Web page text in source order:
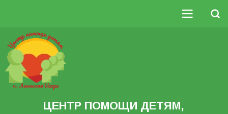
основному
содержанию
Search
Основная
навигация
ЦЕНТР ПОМОЩИ ДЕТЯМ,